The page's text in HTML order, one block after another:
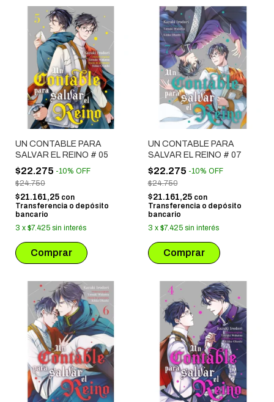
UN CONTABLE PARA
SALVAR EL REINO # 05
$22.275 -10% OFF
$24.750
$21.161,25 con
Transferencia o depósito
bancario
3 x $7.425 sin interés
UN CONTABLE PARA
SALVAR EL REINO # 07
$22.275 -10% OFF
$24.750
$21.161,25 con
Transferencia o depósito
bancario
3 x $7.425 sin interés